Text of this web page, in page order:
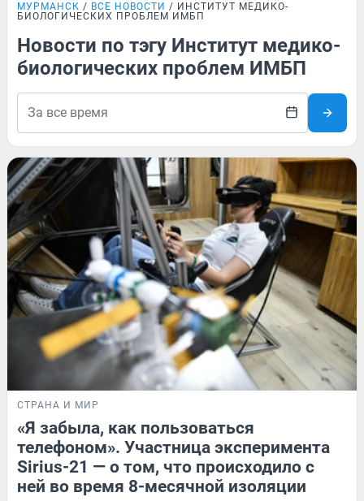
МУРМАНСК ВСЕ НОВОСТИ
ИНСТИТУТ МЕДИКО-
БИОЛОГИЧЕСКИХ ПРОБЛЕМ ИМБП
Новости по тэгу Институт медико-
биологических проблем ИМБП
СТРАНА И МИР
«Я забыла, как пользоваться
телефоном». Участница эксперимента
Sirius-21 — о том, что происходило с
ней во время 8-месячной изоляции